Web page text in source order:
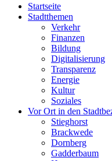
Startseite
Stadtthemen
Verkehr
Finanzen
Bildung
Digitalisierung
Transparenz
Energie
Kultur
Soziales
Vor Ort in den
Stieghorst
Brackwede
Dornberg
Gadderbaum